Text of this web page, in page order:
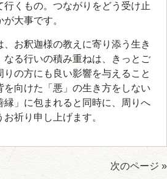
くもの。つながりをどう受け止
大事です。
お釈迦様の教えに寄り添う生き
なる行いの積み重ねは、きっとご
りの方にも良い影響を与えること
を向けた「悪」の生き方をしない
縁」に包まれると同時に、周りへ
祈り申し上げます。
次のページ »